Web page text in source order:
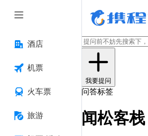
酒店
机票
火车票
旅游
我要提问
问答标签
闻松客栈